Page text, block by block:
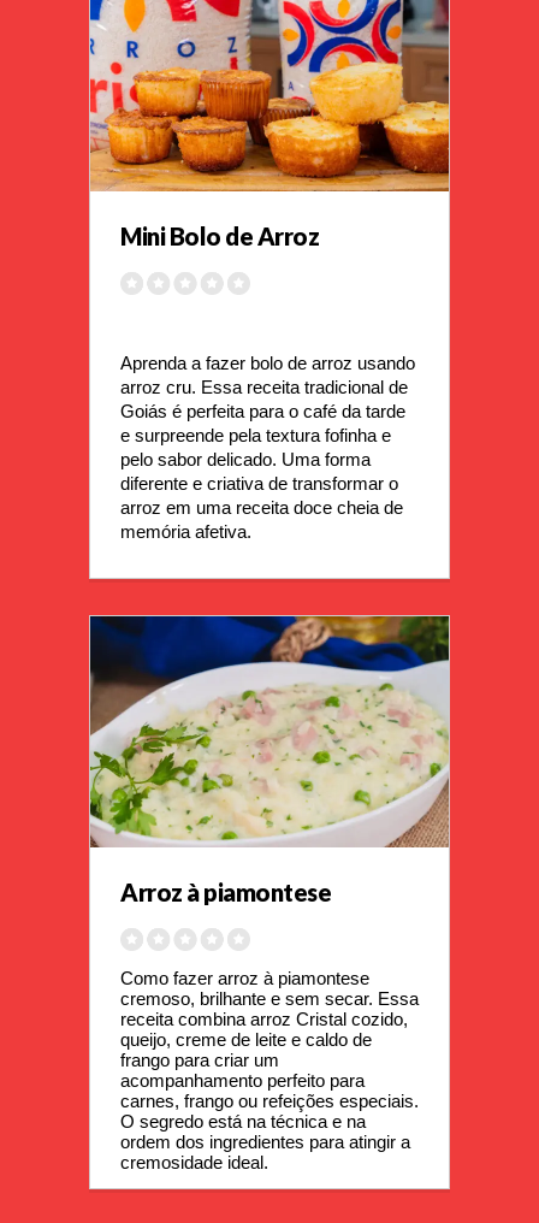
Mini Bolo de Arroz
Aprenda a fazer bolo de arroz usando
arroz cru. Essa receita tradicional de
Goiás é perfeita para o café da tarde
e surpreende pela textura fofinha e
pelo sabor delicado. Uma forma
diferente e criativa de transformar o
arroz em uma receita doce cheia de
memória afetiva.
Arroz à piamontese
Como fazer arroz à piamontese
cremoso, brilhante e sem secar. Essa
receita combina arroz Cristal cozido,
queijo, creme de leite e caldo de
frango para criar um
acompanhamento perfeito para
carnes, frango ou refeições especiais.
O segredo está na técnica e na
ordem dos ingredientes para atingir a
cremosidade ideal.